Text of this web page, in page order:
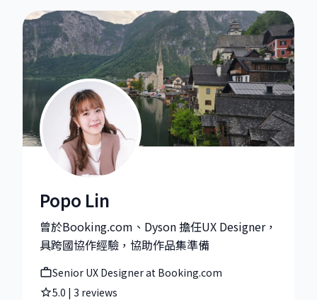
Popo Lin|Senior UX Designer at Booking.com
Popo Lin
曾於Booking.com、Dyson 擔任UX Designer，
具跨國協作經驗，協助作品集準備
Senior UX Designer at Booking.com
5.0 | 3 reviews